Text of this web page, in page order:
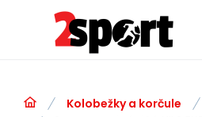
Kolobežky a korčule